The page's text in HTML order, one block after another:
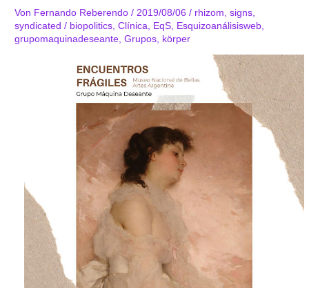
Von Fernando Reberendo/ 2019/08/06/ rhizom ,signs
syndicated / biopolitics ,Clínica EqS Esquizoanálisisweb
grupomaquinadeseante ,Grupos körper